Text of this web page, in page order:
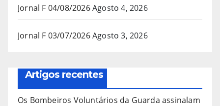
Jornal F 04/08/2026Agosto 4, 2026
Jornal F 03/07/2026Agosto 3, 2026
Artigos recentes
Os Bombeiros Voluntários da Guarda assinalam